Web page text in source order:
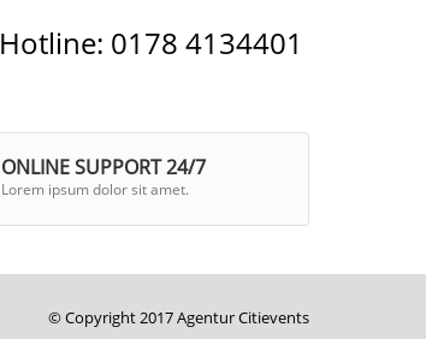
Hotline: 0178 4134401
ONLINE SUPPORT 24/7
Lorem ipsum dolor sit amet.
© Copyright 2017 Agentur Citievents